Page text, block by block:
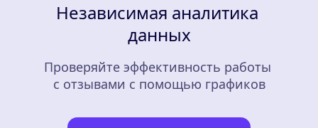
Независимая аналитика
данных
Проверяйте эффективность работы
с отзывами с помощью графиков